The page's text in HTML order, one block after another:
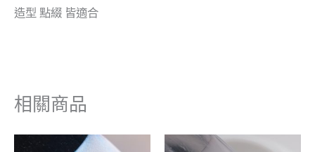
造型 點綴 皆適合
相關商品